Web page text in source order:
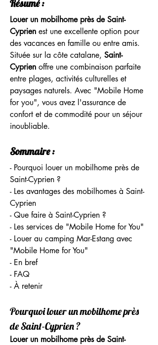
Résumé :
Louer un mobilhome près de Saint-
Cyprien est une excellente option pour
des vacances en famille ou entre amis.
Située sur la côte catalane, Saint-
Cyprien offre une combinaison parfaite
entre plages, activités culturelles et
paysages naturels. Avec "Mobile Home
for you", vous avez l'assurance de
confort et de commodité pour un séjour
inoubliable.
Sommaire :
- Pourquoi louer un mobilhome près de
Saint-Cyprien ?
- Les avantages des mobilhomes à Saint-
Cyprien
- Que faire à Saint-Cyprien ?
- Les services de "Mobile Home for You"
- Louer au camping Mar-Estang avec
"Mobile Home for You"
- En bref
- FAQ
- À retenir
Pourquoi louer un mobilhome près
de Saint-Cyprien ?
Louer un mobilhome près de Saint-